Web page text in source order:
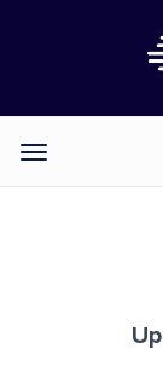
Categories